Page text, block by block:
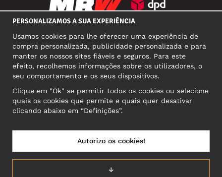
MORADA COMERCIAL
Narva mnt 5, EE-10117 Tallinn
Reg: 12356245
PORTUGAL/PORTUGUÊS
PERSONALIZAMOS A SUA EXPERIÊNCIA
Usamos cookies para lhe oferecer uma experiência de
compra personalizada, publicidade personalizada e para
manter os nossos sites fiáveis e seguros. Para este
efeito, recolhemos informações sobre os utilizadores, o
seu comportamento e os seus dispositivos.
Clique em "Ok" se permitir todos os cookies ou selecione
quais os cookies que permite e quais quer desativar
clicando abaixo em “Definições”.
↓
Autorizo os cookies!